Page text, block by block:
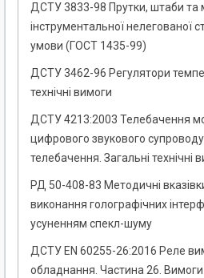
ДСТУ 3833-98 Прутки, штаби та
інструментальної нелегованої
умови (ГОСТ 1435-99)
ДСТУ 3462-96 Регулятори
технічні вимоги
ДСТУ 4213:2003 Телебачення
цифрового звукового
телебачення. Загальні технічні
РД 50-408-83 Методичні
виконання голографічних
усуненням спекл-шуму
ДСТУ EN 60255-26:2016 Реле
обладнання. Частина 26. Вимоги